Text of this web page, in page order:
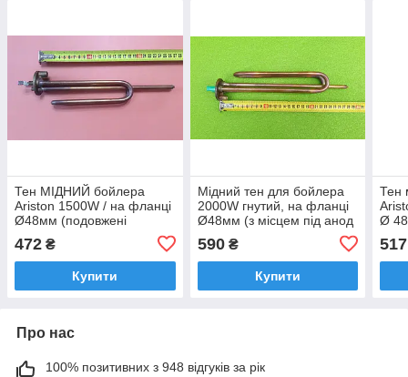
Тен МІДНИЙ бойлера
Ariston 1500W / на фланці
Ø48мм (подовжені
анод (Туреччина)
472 ₴
Купити
Мідний тен для бойлера
2000W гнутий, на фланці
Ø48мм (з місцем під анод
Thermowatt, Італія
590₴
Купити
Тен
Ø
517
Про нас
100% позитивних з 948 відгуків за рік